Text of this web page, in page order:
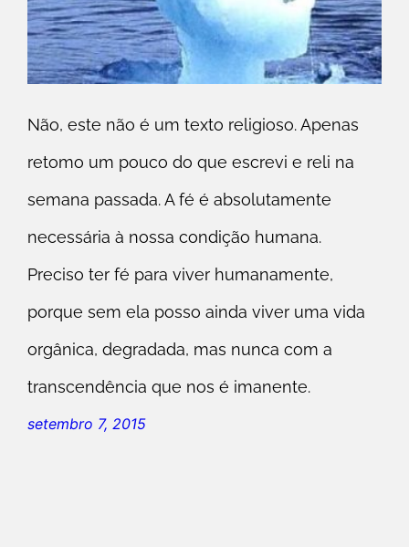
Não, este não é um texto religioso. Apenas
retomo um pouco do que escrevi e reli na
semana passada. A fé é absolutamente
necessária à nossa condição humana.
Preciso ter fé para viver humanamente,
porque sem ela posso ainda viver uma vida
orgânica, degradada, mas nunca com a
transcendência que nos é imanente.
setembro 7, 2015